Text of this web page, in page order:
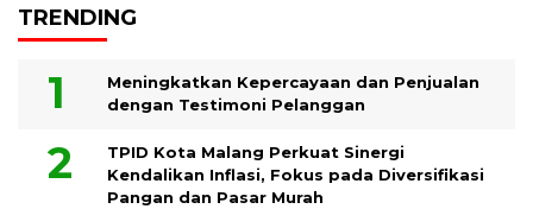
TRENDING
Meningkatkan Kepercayaan dan Penjualan
dengan Testimoni Pelanggan
TPID Kota Malang Perkuat Sinergi
Kendalikan Inflasi, Fokus pada Diversifikasi
Pangan dan Pasar Murah